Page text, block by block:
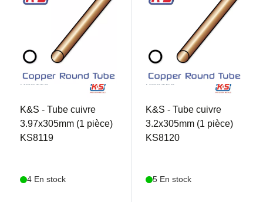
KS8119
K&S - Tube cuivre
3.97x305mm (1 pièce)
KS8119
4 En stock
KS8120
K&S - Tube cuivre
3.2x305mm (1 pièce)
KS8120
5 En stock